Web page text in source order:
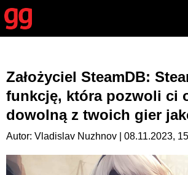
Założyciel SteamDB:
funkcję, która pozwoli ci
dowolną z twoich gier
Autor: Vladislav Nuzhnov | 08.11.2023,